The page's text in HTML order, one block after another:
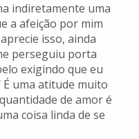
indiretamente uma
a afeição por mim
isso, ainda
perseguiu porta
exigindo que eu
É uma atitude muito
de amor é
coisa linda de se